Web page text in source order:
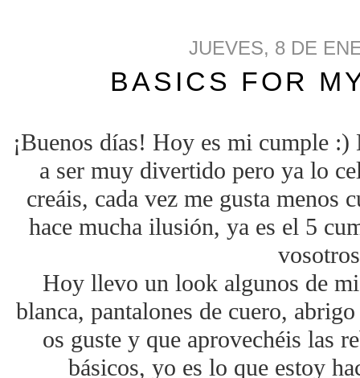
JUEVES, 8 DE
BASICS FOR
¡Buenos días! Hoy es mi cumple
a ser muy divertido pero ya lo
creáis, cada vez me gusta menos
hace mucha ilusión, ya es el 5
Hoy llevo un look algunos de
blanca, pantalones de cuero,
os guste y que aprovechéis las
básicos, yo es lo que estoy